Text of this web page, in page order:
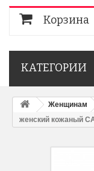
Корзина
КАТЕГОРИИ
Женщинам
женcкий кожаный